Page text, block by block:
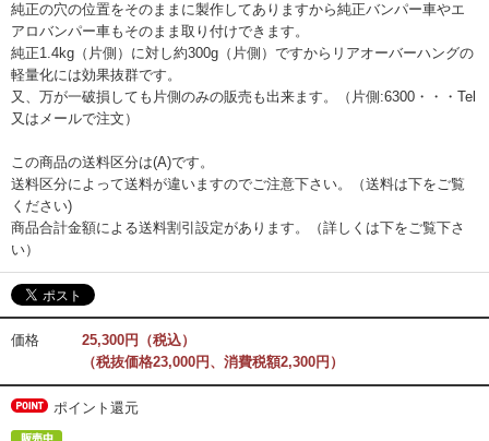
純正の穴の位置をそのままに製作してありますから純正バンパー車やエ
アロバンパー車もそのまま取り付けできます。
純正1.4kg（片側）に対し約300g（片側）ですからリアオーバーハングの
軽量化には効果抜群です。
又、万が一破損しても片側のみの販売も出来ます。（片側:6300・・・Tel
又はメールで注文）
この商品の送料区分は(A)です。
送料区分によって送料が違いますのでご注意下さい。（送料は下をご覧
ください)
商品合計金額による送料割引設定があります。（詳しくは下をご覧下さ
い）
価格
25,300円（税込）
（税抜価格23,000円、消費税額2,300円）
ポイント還元